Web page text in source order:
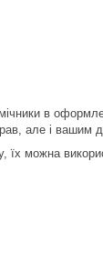
в
але і
їх можна